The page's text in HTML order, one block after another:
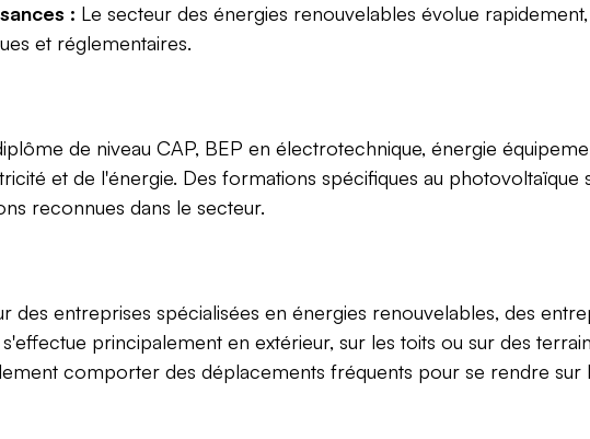
: Le secteur des énergies renouvelables évolue
et réglementaires.
de niveau CAP, BEP en électrotechnique, énergie
et de l'énergie. Des formations spécifiques au
reconnues dans le secteur.
des entreprises spécialisées en énergies renouvelables, des
principalement en extérieur, sur les toits ou sur des
comporter des déplacements fréquents pour se rendre sur